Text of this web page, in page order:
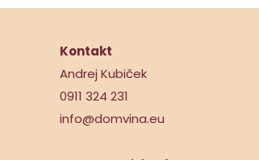
Kontakt
Andrej Kubiček
0911 324 231
info@domvina.eu